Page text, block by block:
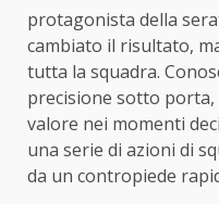
protagonista della
cambiato il risultato,
tutta la squadra.
precisione sotto porta,
valore nei momenti
una serie di azioni di
da un contropiede